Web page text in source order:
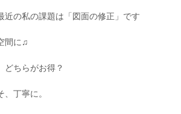
近の私の課題は「図面の修正」です
間に♫
どちらがお得？
丁寧に。